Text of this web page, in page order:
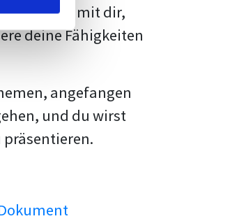
Tricks
mit dir,
deine Fähigkeiten
angefangen
und du wirst